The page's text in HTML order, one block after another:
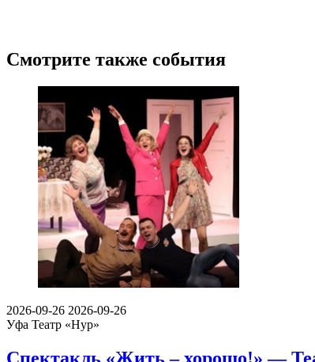
Смотрите также события
2026-09-26 2026-09-26
Уфа Театр «Нур»